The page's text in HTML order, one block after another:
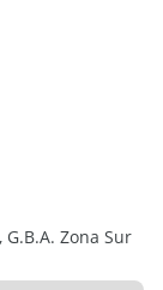
barra
Zona Sur